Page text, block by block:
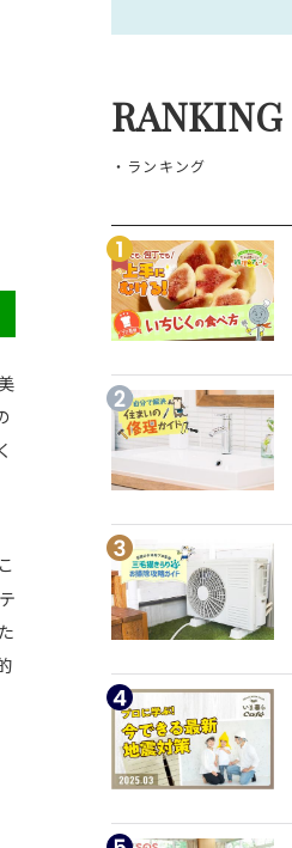
RANKING
・ランキング